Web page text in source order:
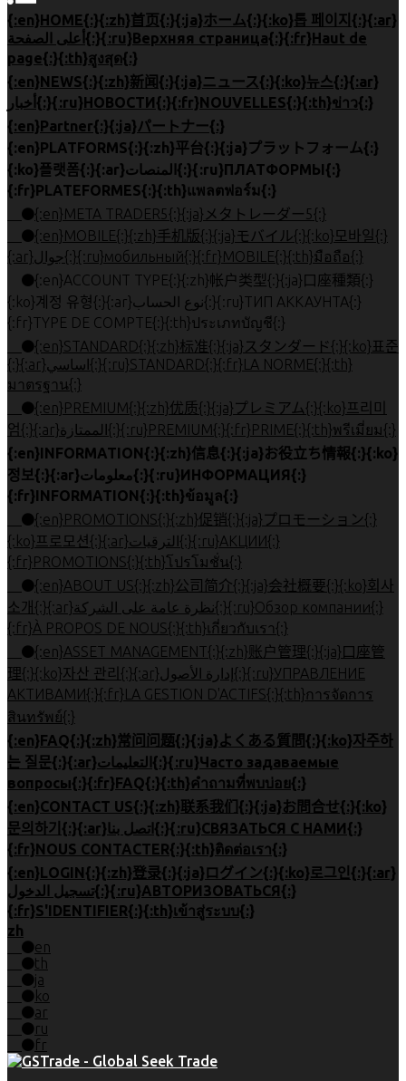
{:en}HOME{:}{:zh}首页{:}{:ja}ホーム{:}{:ko}톱 페이지{:}{:ar}
أعلى الصفحة{:}{:ru}Верхняя страница{:}{:fr}Haut de
page{:}{:th}สูงสุด{:}
{:en}NEWS{:}{:zh}新闻{:}{:ja}ニュース{:}{:ko}뉴스{:}{:ar}
أخبار{:}{:ru}НОВОСТИ{:}{:fr}NOUVELLES{:}{:th}ข่าว{:}
{:en}Partner{:}{:ja}パートナー{:}
{:en}PLATFORMS{:}{:zh}平台{:}{:ja}プラットフォーム{:}
{:ko}플랫폼{:}{:ar}المنصات{:}{:ru}ПЛАТФОРМЫ{:}
{:fr}PLATEFORMES{:}{:th}แพลตฟอร์ม{:}
{:en}META TRADER5{:}{:ja}メタトレーダー5{:}
{:en}MOBILE{:}{:zh}手机版{:}{:ja}モバイル{:}{:ko}모바일{:}
{:ar}جوال{:}{:ru}мобильный{:}{:fr}MOBILE{:}{:th}มือถือ{:}
{:en}ACCOUNT TYPE{:}{:zh}帐户类型{:}{:ja}口座種類{:}
{:ko}계정 유형{:}{:ar}نوع الحساب{:}{:ru}ТИП АККАУНТА{:}
{:fr}TYPE DE COMPTE{:}{:th}ประเภทบัญชี{:}
{:en}STANDARD{:}{:zh}标准{:}{:ja}スタンダード{:}{:ko}표준
{:}{:ar}اساسي{:}{:ru}STANDARD{:}{:fr}LA NORME{:}{:th}
มาตรฐาน{:}
{:en}PREMIUM{:}{:zh}优质{:}{:ja}プレミアム{:}{:ko}프리미
엄{:}{:ar}الممتازة{:}{:ru}PREMIUM{:}{:fr}PRIME{:}{:th}พรีเมี่ยม{:}
{:en}INFORMATION{:}{:zh}信息{:}{:ja}お役立ち情報{:}{:ko}
정보{:}{:ar}معلومات{:}{:ru}ИНФОРМАЦИЯ{:}
{:fr}INFORMATION{:}{:th}ข้อมูล{:}
{:en}PROMOTIONS{:}{:zh}促销{:}{:ja}プロモーション{:}
{:ko}프로모션{:}{:ar}الترقيات{:}{:ru}АКЦИИ{:}
{:fr}PROMOTIONS{:}{:th}โปรโมชั่น{:}
{:en}ABOUT US{:}{:zh}公司简介{:}{:ja}会社概要{:}{:ko}회사
소개{:}{:ar}نظرة عامة على الشركة{:}{:ru}Обзор компании{:}
{:fr}À PROPOS DE NOUS{:}{:th}เกี่ยวกับเรา{:}
{:en}ASSET MANAGEMENT{:}{:zh}账户管理{:}{:ja}口座管
理{:}{:ko}자산 관리{:}{:ar}إدارة الأصول{:}{:ru}УПРАВЛЕНИЕ
АКТИВАМИ{:}{:fr}LA GESTION D'ACTIFS{:}{:th}การจัดการ
สินทรัพย์{:}
{:en}FAQ{:}{:zh}常问问题{:}{:ja}よくある質問{:}{:ko}자주하
는 질문{:}{:ar}التعليمات{:}{:ru}Часто задаваемые
вопросы{:}{:fr}FAQ{:}{:th}คำถามที่พบบ่อย{:}
{:en}CONTACT US{:}{:zh}联系我们{:}{:ja}お問合せ{:}{:ko}
문의하기{:}{:ar}اتصل بنا{:}{:ru}СВЯЗАТЬСЯ С НАМИ{:}
{:fr}NOUS CONTACTER{:}{:th}ติดต่อเรา{:}
{:en}LOGIN{:}{:zh}登录{:}{:ja}ログイン{:}{:ko}로그인{:}{:ar}
تسجيل الدخول{:}{:ru}АВТОРИЗОВАТЬСЯ{:}
{:fr}S'IDENTIFIER{:}{:th}เข้าสู่ระบบ{:}
zh
en
th
ja
ko
ar
ru
fr